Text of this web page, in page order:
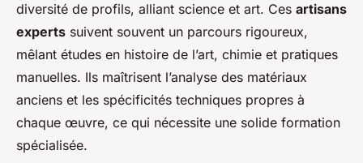
diversité de profils, alliant science et art. Ces artisans
experts suivent souvent un parcours rigoureux,
mêlant études en histoire de l’art, chimie et pratiques
manuelles. Ils maîtrisent l’analyse des matériaux
anciens et les spécificités techniques propres à
chaque œuvre, ce qui nécessite une solide formation
spécialisée.